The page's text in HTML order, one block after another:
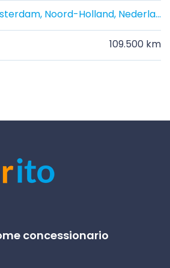
Amsterdam, Noord-Holland, Nederland
109.500 km
concessionario